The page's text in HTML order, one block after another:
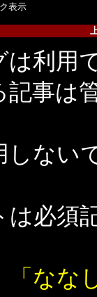
表示
は利用
記事は
しない
は必須
「な